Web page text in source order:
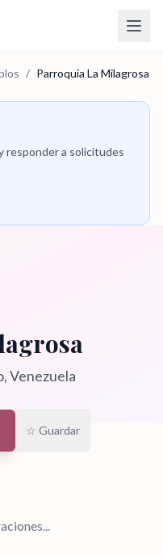
/ Parroquia La Milagrosa
responder a solicitudes
, Venezuela
☆ Guardar